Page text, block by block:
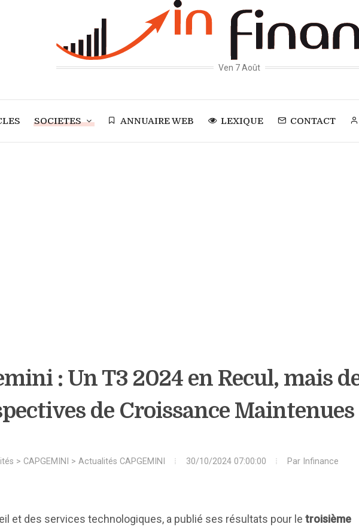
Ven 7 Août
SOCIETES ANNUAIRE WEB LEXIQUE CONTACT
: Un T3 2024 en Recul, mais
de Croissance Maintenues
> CAPGEMINI > Actualités CAPGEMINI 30/10/2024 07:00:00 Par Infinance
et des services technologiques, a publié ses résultats pour le troisième